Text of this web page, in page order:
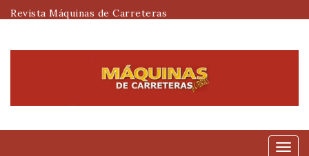
Revista Máquinas de Carreteras
Menú